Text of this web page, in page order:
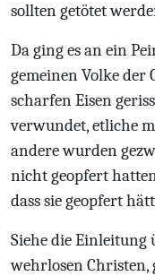
sollten getötet
Da ging es an ein
gemeinen Volke
scharfen Eisen
verwundet, etliche
andere wurden
nicht geopfert
dass sie geopfert
Siehe die
wehrlosen Christen,